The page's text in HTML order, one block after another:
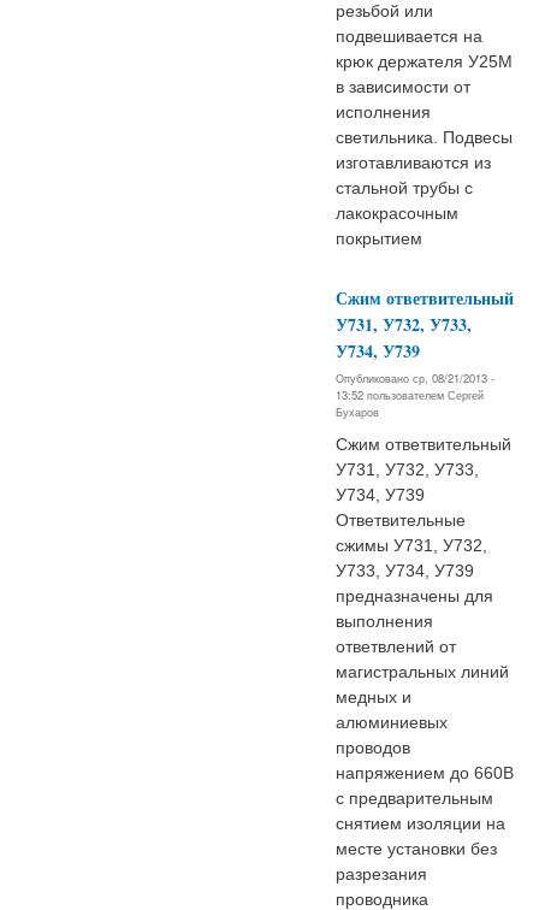
резьбой или
подвешивается на
крюк держателя У25М
в зависимости от
исполнения
светильника. Подвесы
изготавливаются из
стальной трубы с
лакокрасочным
покрытием
Сжим ответвительный
У731, У732, У733,
У734, У739
Опубликовано ср, 08/21/2013 -
13:52 пользователем Сергей
Бухаров
Сжим ответвительный
У731, У732, У733,
У734, У739
Ответвительные
сжимы У731, У732,
У733, У734, У739
предназначены для
выполнения
ответвлений от
магистральных линий
медных и
алюминиевых
проводов
напряжением до 660В
с предварительным
снятием изоляции на
месте установки без
разрезания
проводника